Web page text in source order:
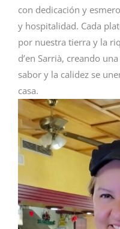
con dedicación y
y hospitalidad. Cada
por nuestra tierra y la
d’en Sarrià, creando
sabor y la calidez se
casa.